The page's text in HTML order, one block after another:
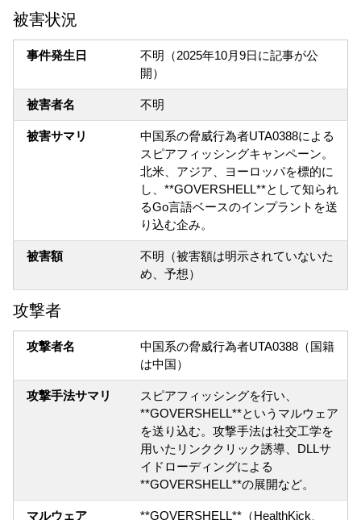
被害状況
事件発生日
不明（2025年10月9日に記事が公
開）
被害者名 不明
被害サマリ
中国系の脅威行為者UTA0388による
スピアフィッシングキャンペーン。
北米、アジア、ヨーロッパを標的に
し、**GOVERSHELL**として知られ
るGo言語ベースのインプラントを送
り込む企み。
被害額
不明（被害額は明示されていないた
め、予想）
攻撃者
攻撃者名
中国系の脅威行為者UTA0388（国籍
は中国）
攻撃手法サマリ
スピアフィッシングを行い、
**GOVERSHELL**というマルウェア
を送り込む。攻撃手法は社交工学を
用いたリンククリック誘導、DLLサ
イドローディングによる
**GOVERSHELL**の展開など。
マルウェア **GOVERSHELL**（HealthKick、